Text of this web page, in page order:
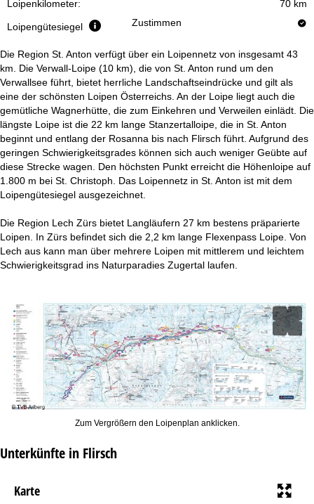
Zustimmen
t
e
i
t
e
70 km
Loipenkilometer:
Loipengütesiegel
Die Region St. Anton verfügt über ein Loipennetz von insgesamt 43
km. Die Verwall-Loipe (10 km), die von St. Anton rund um den
Verwallsee führt, bietet herrliche Landschaftseindrücke und gilt als
eine der schönsten Loipen Österreichs. An der Loipe liegt auch die
gemütliche Wagnerhütte, die zum Einkehren und Verweilen einlädt. Die
längste Loipe ist die 22 km lange Stanzertalloipe, die in St. Anton
beginnt und entlang der Rosanna bis nach Flirsch führt. Aufgrund des
geringen Schwierigkeitsgrades können sich auch weniger Geübte auf
diese Strecke wagen. Den höchsten Punkt erreicht die Höhenloipe auf
1.800 m bei St. Christoph. Das Loipennetz in St. Anton ist mit dem
Loipengütesiegel ausgezeichnet.
Die Region Lech Zürs bietet Langläufern 27 km bestens präparierte
Loipen. In Zürs befindet sich die 2,2 km lange Flexenpass Loipe. Von
Lech aus kann man über mehrere Loipen mit mittlerem und leichtem
Schwierigkeitsgrad ins Naturparadies Zugertal laufen.
Zum Vergrößern den Loipenplan anklicken.
Unterkünfte in Flirsch
Karte